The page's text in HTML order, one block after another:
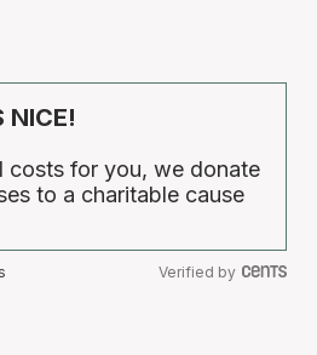
NICE!
costs for you, we donate
to a charitable cause
Verified by